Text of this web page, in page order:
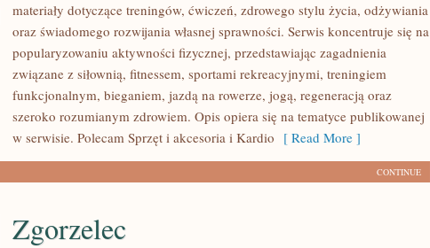
TRENING
SIŁOWY
materiały dotyczące treningów, ćwiczeń, zdrowego stylu życia, odżywiania
oraz świadomego rozwijania własnej sprawności. Serwis koncentruje się na
popularyzowaniu aktywności fizycznej, przedstawiając zagadnienia
związane z siłownią, fitnessem, sportami rekreacyjnymi, treningiem
funkcjonalnym, bieganiem, jazdą na rowerze, jogą, regeneracją oraz
szeroko rozumianym zdrowiem. Opis opiera się na tematyce publikowanej
w serwisie. Polecam Sprzęt i akcesoria i Kardio [ Read More ]
CONTINUE
Zgorzelec